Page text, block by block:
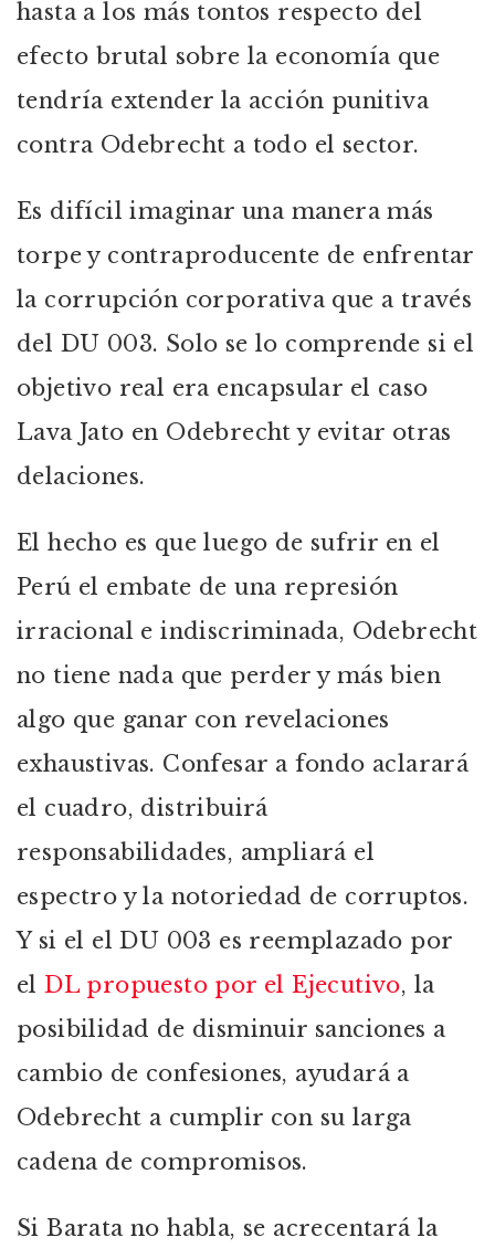
hasta a los más tontos respecto del
efecto brutal sobre la economía que
tendría extender la acción punitiva
contra Odebrecht a todo el sector.
Es difícil imaginar una manera más
torpe y contraproducente de enfrentar
la corrupción corporativa que a través
del DU 003. Solo se lo comprende si el
objetivo real era encapsular el caso
Lava Jato en Odebrecht y evitar otras
delaciones.
El hecho es que luego de sufrir en el
Perú el embate de una represión
irracional e indiscriminada, Odebrecht
no tiene nada que perder y más bien
algo que ganar con revelaciones
exhaustivas. Confesar a fondo aclarará
el cuadro, distribuirá
responsabilidades, ampliará el
espectro y la notoriedad de corruptos.
Y si el el DU 003 es reemplazado por
elDL propuesto por el Ejecutivo, la
posibilidad de disminuir sanciones a
cambio de confesiones, ayudará a
Odebrecht a cumplir con su larga
cadena de compromisos.
Si Barata no habla, se acrecentará la